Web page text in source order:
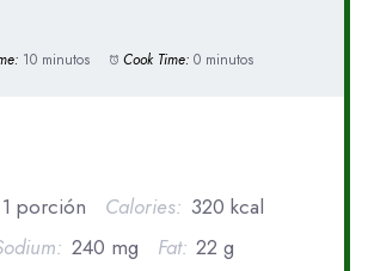
10 minutos Cook Time: 0 minutos
1 porción Calories: 320 kcal
240 mg Fat: 22 g